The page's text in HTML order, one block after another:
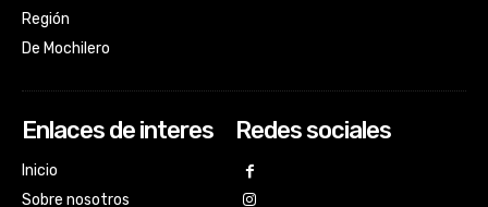
Región
De Mochilero
Enlaces de interes
Inicio
Sobre nosotros
Redes sociales